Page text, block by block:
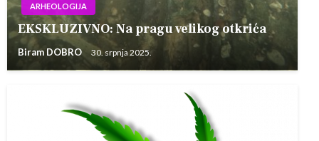
ARHEOLOGIJA
EKSKLUZIVNO: Na pragu velikog otkrića
Biram DOBRO 30. srpnja 2025.